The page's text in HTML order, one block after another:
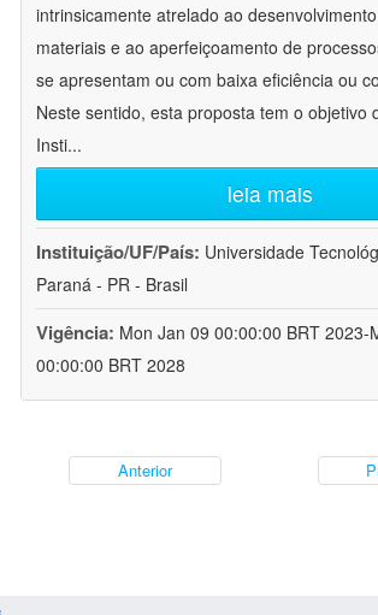
intrinsicamente atrelado ao
materiais e ao aperfeiçoamento de
se apresentam ou com baixa eficiência ou
Neste sentido, esta proposta tem o objetivo
Insti...
leia mais
Instituição/UF/País: Universidade
Paraná - PR - Brasil
Vigência: Mon Jan 09 00:00:00 BRT 2023-
00:00:00 BRT 2028
Anterior